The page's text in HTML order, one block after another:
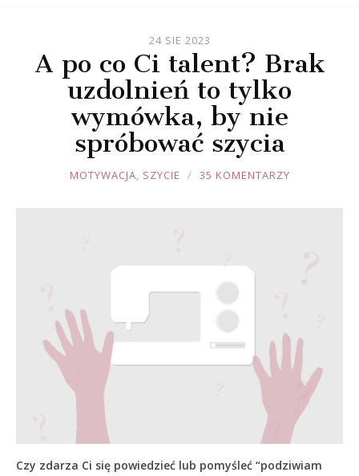
24 SIE 2023
A po co Ci talent? Brak
uzdolnień to tylko
wymówka, by nie
spróbować szycia
JOULE
MOTYWACJA, SZYCIE 35 KOMENTARZY
Czy zdarza Ci się powiedzieć lub pomyśleć “podziwiam